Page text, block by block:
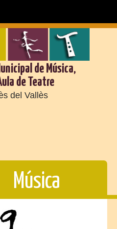
de Música,
de Teatre
del Vallès
Música